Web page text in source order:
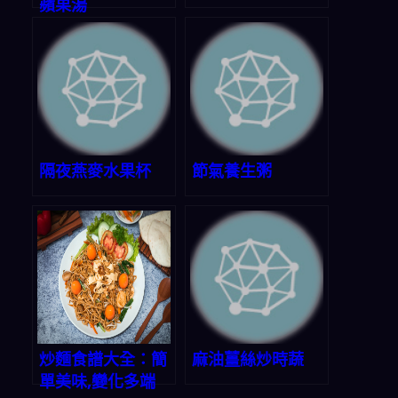
蘋果湯
隔夜燕麥水果杯 節氣養生粥
炒麵食譜大全：簡
單美味,變化多端
麻油薑絲炒時蔬